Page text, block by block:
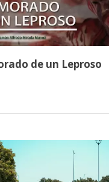
de un Leproso